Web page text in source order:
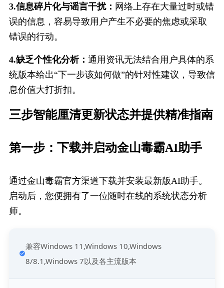
3.信息碎片化与谣言干扰： 网络上存在大量过时或错
误的信息，容易导致用户产生不必要的焦虑或采取
错误的行动。
4.缺乏个性化分析： 通用资讯无法结合用户具体的系
统版本给出“下一步该如何做”的针对性建议，导致信
息价值大打折扣。
三步智能厘清更新状态并提供精准指南
第一步：下载并启动金山毒霸AI助手
通过金山毒霸官方渠道下载并安装最新版AI助手。
启动后，您便拥有了一位随时在线的系统状态分析
师。
兼容Windows 11,Windows 10,Windows
8/8.1,Windows 7以及各主流版本